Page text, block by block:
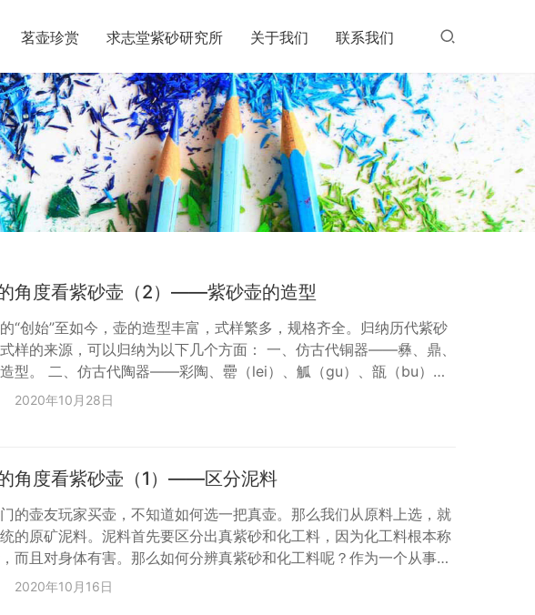
茗壶珍赏 求志堂紫砂研究所 关于我们 联系我们
角度看紫砂壶（2）——紫砂壶的造型
“创始”至如今，壶的造型丰富，式样繁多，规格齐全。归纳历代紫砂
样的来源，可以归纳为以下几个方面： 一、仿古代铜器——彝、鼎、
型。 二、仿古代陶器——彩陶、罍（lei）、觚（gu）、瓿（bu）的
砖，汉瓦纹样。 三、仿古代器物——秦权、玉器、钟、鼓等造型。
2020年10月28日
角度看紫砂壶（1）——区分泥料
的壶友玩家买壶，不知道如何选一把真壶。那么我们从原料上选，就
的原矿泥料。泥料首先要区分出真紫砂和化工料，因为化工料根本称
而且对身体有害。那么如何分辨真紫砂和化工料呢？作为一个从事制
的制壶人，给大家总结了一下几点比较容易看出来的几个特征。 一、
2020年10月16日